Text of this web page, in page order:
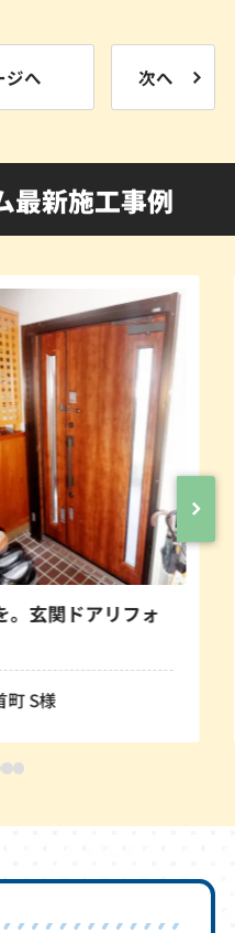
ジへ 次へ
最新施工事例
。玄関ドアリフォ
町 S様